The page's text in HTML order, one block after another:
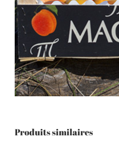
Produits similaires